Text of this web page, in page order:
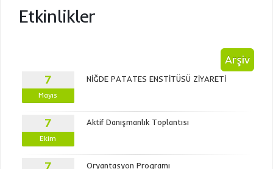
Etkinlikler
Arşiv
7
Mayıs
NİĞDE PATATES ENSTİTÜSÜ ZİYARETİ
7
Ekim
Aktif Danışmanlık Toplantısı
Oryantasyon Programı